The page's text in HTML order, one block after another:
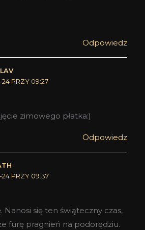
Odpowiedz
24 PRZY 09:27
zimowego płatka:)
Odpowiedz
24 PRZY 09:37
Nanosi się ten świąteczny czas,
furę pragnień na podorędziu.